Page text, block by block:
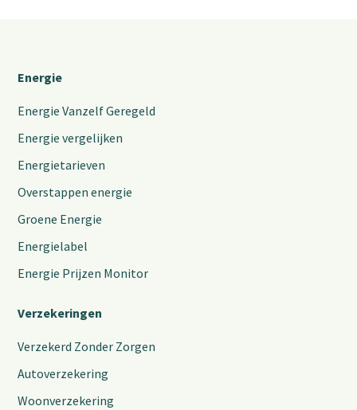
Energie
Energie Vanzelf Geregeld
Energie vergelijken
Energietarieven
Overstappen energie
Groene Energie
Energielabel
Energie Prijzen Monitor
Verzekeringen
Verzekerd Zonder Zorgen
Autoverzekering
Woonverzekering